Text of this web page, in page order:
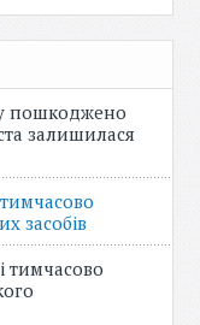
пошкоджено
залишилася
засобів
тимчасово